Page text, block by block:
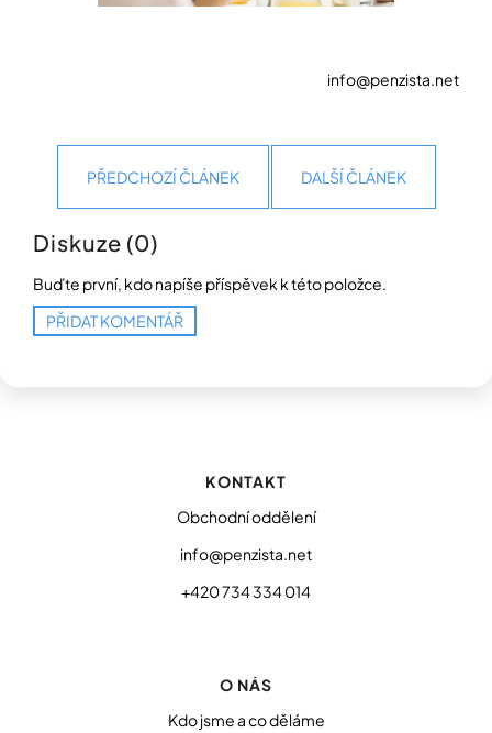
info@penzista.net
PŘEDCHOZÍ ČLÁNEK DALŠÍ ČLÁNEK
Diskuze (0)
Buďte první, kdo napíše příspěvek k této položce.
PŘIDAT KOMENTÁŘ
KONTAKT
Obchodní oddělení
info@penzista.net
+420 734 334 014
O NÁS
Kdo jsme a co děláme